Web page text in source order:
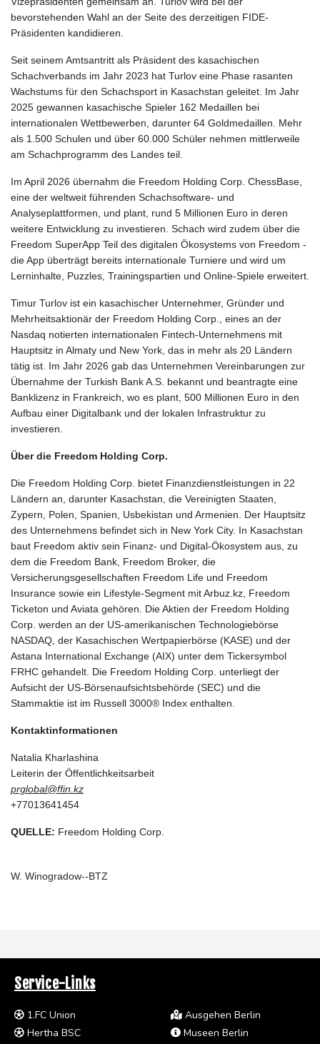
bevorstehenden Wahl an der Seite des derzeitigen FIDE-
Präsidenten kandidieren.
Seit seinem Amtsantritt als Präsident des kasachischen
Schachverbands im Jahr 2023 hat Turlov eine Phase rasanten
Wachstums für den Schachsport in Kasachstan geleitet. Im Jahr
2025 gewannen kasachische Spieler 162 Medaillen bei
internationalen Wettbewerben, darunter 64 Goldmedaillen. Mehr
als 1.500 Schulen und über 60.000 Schüler nehmen mittlerweile
am Schachprogramm des Landes teil.
Im April 2026 übernahm die Freedom Holding Corp. ChessBase,
eine der weltweit führenden Schachsoftware- und
Analyseplattformen, und plant, rund 5 Millionen Euro in deren
weitere Entwicklung zu investieren. Schach wird zudem über die
Freedom SuperApp Teil des digitalen Ökosystems von Freedom -
die App überträgt bereits internationale Turniere und wird um
Lerninhalte, Puzzles, Trainingspartien und Online-Spiele erweitert.
Timur Turlov ist ein kasachischer Unternehmer, Gründer und
Mehrheitsaktionär der Freedom Holding Corp., eines an der
Nasdaq notierten internationalen Fintech-Unternehmens mit
Hauptsitz in Almaty und New York, das in mehr als 20 Ländern
tätig ist. Im Jahr 2026 gab das Unternehmen Vereinbarungen zur
Übernahme der Turkish Bank A.S. bekannt und beantragte eine
Banklizenz in Frankreich, wo es plant, 500 Millionen Euro in den
Aufbau einer Digitalbank und der lokalen Infrastruktur zu
investieren.
Über die Freedom Holding Corp.
Die Freedom Holding Corp. bietet Finanzdienstleistungen in 22
Ländern an, darunter Kasachstan, die Vereinigten Staaten,
Zypern, Polen, Spanien, Usbekistan und Armenien. Der Hauptsitz
des Unternehmens befindet sich in New York City. In Kasachstan
baut Freedom aktiv sein Finanz- und Digital-Ökosystem aus, zu
dem die Freedom Bank, Freedom Broker, die
Versicherungsgesellschaften Freedom Life und Freedom
Insurance sowie ein Lifestyle-Segment mit Arbuz.kz, Freedom
Ticketon und Aviata gehören. Die Aktien der Freedom Holding
Corp. werden an der US-amerikanischen Technologiebörse
NASDAQ, der Kasachischen Wertpapierbörse (KASE) und der
Astana International Exchange (AIX) unter dem Tickersymbol
FRHC gehandelt. Die Freedom Holding Corp. unterliegt der
Aufsicht der US-Börsenaufsichtsbehörde (SEC) und die
Stammaktie ist im Russell 3000® Index enthalten.
Kontaktinformationen
Natalia Kharlashina
Leiterin der Öffentlichkeitsarbeit
prglobal@ffin.kz
+77013641454
QUELLE: Freedom Holding Corp.
W. Winogradow--BTZ
Service-Links
1.FC Union
Hertha BSC
Ausgehen Berlin
Museen Berlin